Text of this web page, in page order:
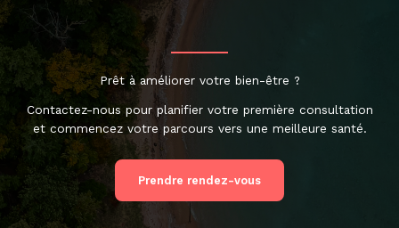
solutions
soulager
rapidement
douleur
Prêt à améliorer votre bien-être ?
Contactez-nous pour planifier votre première consultation
et commencez votre parcours vers une meilleure santé.
Prendre rendez-vous